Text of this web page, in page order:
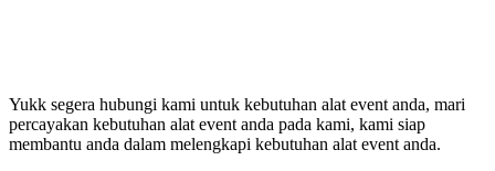
Yukk segera hubungi kami untuk kebutuhan alat event anda, mari
percayakan kebutuhan alat event anda pada kami, kami siap
membantu anda dalam melengkapi kebutuhan alat event anda.